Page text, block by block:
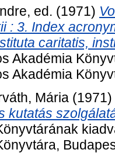
, ed. (1971)
: 3. Index
caritatis,
Akadémia
Akadémia
Mária (1971)
kutatás